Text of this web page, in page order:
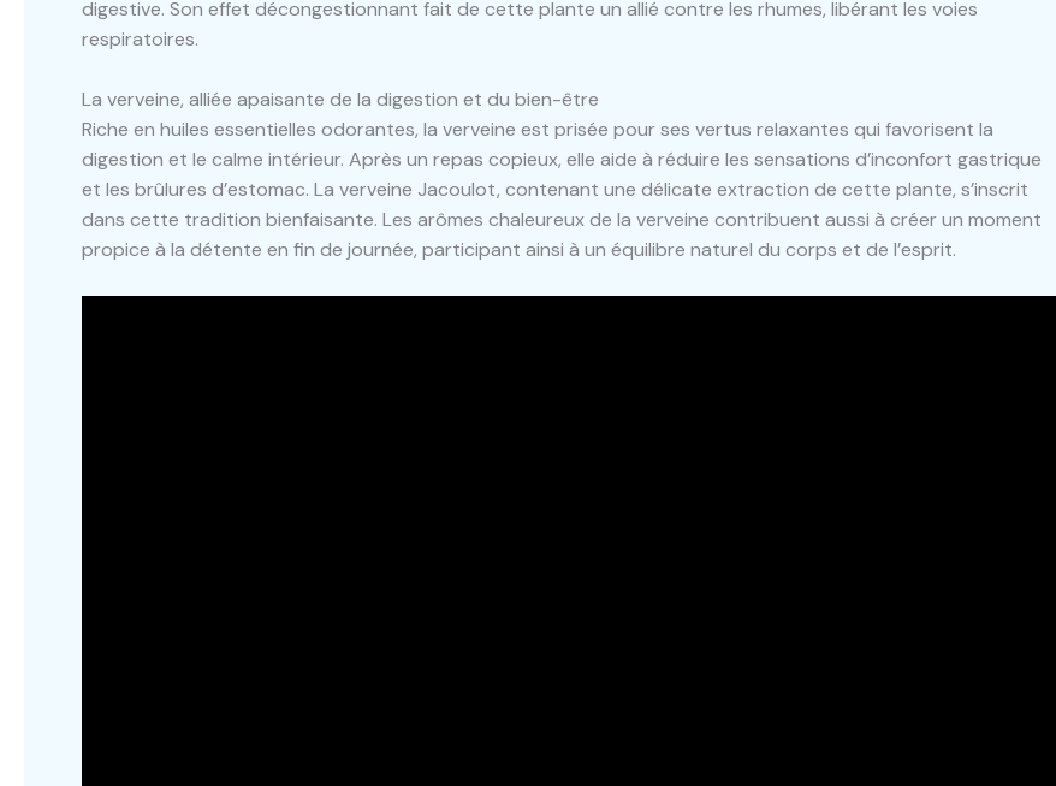
digestive. Son effet décongestionnant fait de cette plante un allié contre les rhumes, libérant les voies
respiratoires.
La verveine, alliée apaisante de la digestion et du bien-être
Riche en huiles essentielles odorantes, la verveine est prisée pour ses vertus relaxantes qui favorisent la
digestion et le calme intérieur. Après un repas copieux, elle aide à réduire les sensations d’inconfort gastrique
et les brûlures d’estomac. La verveine Jacoulot, contenant une délicate extraction de cette plante, s’inscrit
dans cette tradition bienfaisante. Les arômes chaleureux de la verveine contribuent aussi à créer un moment
propice à la détente en fin de journée, participant ainsi à un équilibre naturel du corps et de l’esprit.